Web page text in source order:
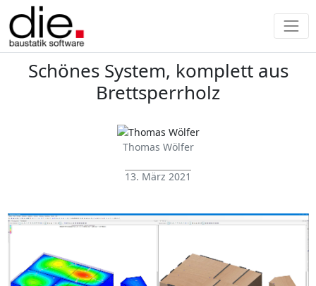
Schönes System, komplett aus
Brettsperrholz
Thomas Wölfer
13. März 2021